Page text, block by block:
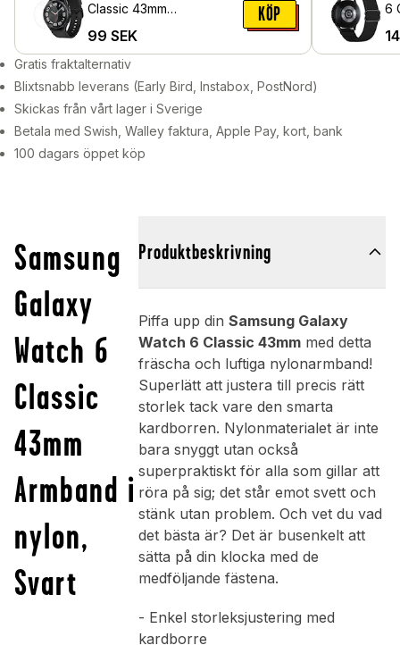
Classic 43mm
99 SEK
KÖP
6
Gratis fraktalternativ
Blixtsnabb leverans (Early Bird, Instabox, PostNord)
Skickas från vårt lager i Sverige
Betala med Swish, Walley faktura, Apple Pay, kort, bank
100 dagars öppet köp
Samsung
Galaxy
Watch 6
Classic
43mm
Armband i
nylon,
Svart
Produktbeskrivning
Piffa upp din Samsung Galaxy
Watch 6 Classic 43mmmed detta
fräscha och luftiga nylonarmband!
Superlätt att justera till precis rätt
storlek tack vare den smarta
kardborren. Nylonmaterialet är inte
bara snyggt utan också
superpraktiskt för alla som gillar att
röra på sig; det står emot svett och
stänk utan problem. Och vet du vad
det bästa är? Det är busenkelt att
sätta på din klocka med de
medföljande fästena.
- Enkel storleksjustering med
kardborre